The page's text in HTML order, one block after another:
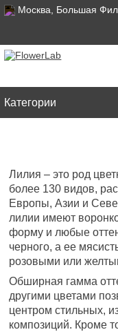
Москва, Большая
ФОРМА
Категории
Лилия – это род
более 130 видов,
Европы, Азии и
лилии имеют
форму и любые
черного, а ее
розовыми или
Обширная гамма
другими цветами
центром стильных,
композиций. Кроме